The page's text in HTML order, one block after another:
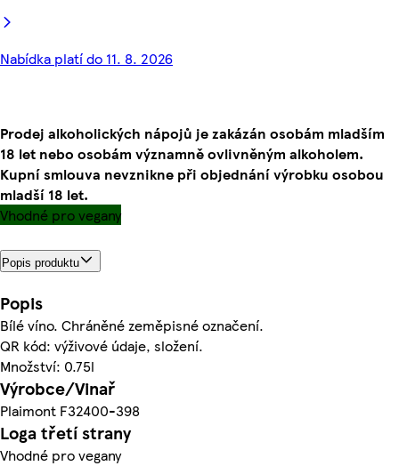
Nabídka platí do 11. 8. 2026
Prodej alkoholických nápojů je zakázán osobám mladším
18 let nebo osobám významně ovlivněným alkoholem.
Kupní smlouva nevznikne při objednání výrobku osobou
mladší 18 let.
Vhodné pro vegany
Popis produktu
Popis
Bílé víno. Chráněné zeměpisné označení.
QR kód: výživové údaje, složení.
Množství: 0.75l
Výrobce/Vinař
Plaimont F32400-398
Loga třetí strany
Vhodné pro vegany